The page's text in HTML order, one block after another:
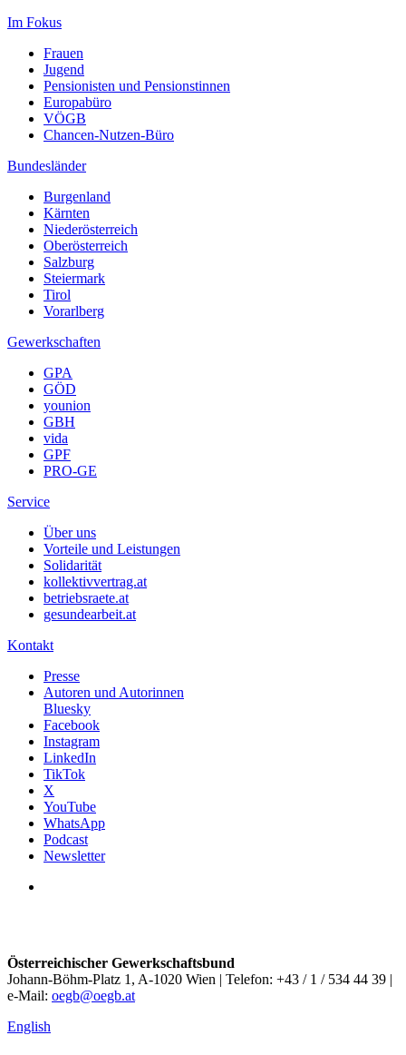
Im Fokus
Frauen
Jugend
Pensionisten und Pensionstinnen
Europabüro
VÖGB
Chancen-Nutzen-Büro
Bundesländer
Burgenland
Kärnten
Niederösterreich
Oberösterreich
Salzburg
Steiermark
Tirol
Vorarlberg
Gewerkschaften
GPA
GÖD
younion
GBH
vida
GPF
PRO-GE
Service
Über uns
Vorteile und Leistungen
Solidarität
kollektivvertrag.at
betriebsraete.at
gesundearbeit.at
Kontakt
Presse
Autoren und Autorinnen
Bluesky
Facebook
Instagram
LinkedIn
TikTok
X
YouTube
WhatsApp
Podcast
Newsletter
Österreichischer Gewerkschaftsbund
Johann-Böhm-Platz 1, A-1020 Wien | Telefon: +43 / 1 / 534 44 39 |
e-Mail: oegb@oegb.at
English